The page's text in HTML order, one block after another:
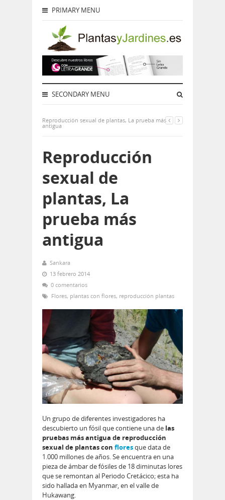
PRIMARY MENU
SECONDARY MENU
Reproducción sexual de plantas, La prueba más
antigua
Reproducción
sexual de
plantas, La
prueba más
antigua
Sankara
13 febrero 2014
0 comentarios
Flores, plantas con flores, reproducción plantas
Un grupo de diferentes investigadores ha
descubierto un fósil que contiene una de las
pruebas más antigua de reproducción
sexual de plantas con floresque data de
1.000 millones de años. Se encuentra en una
pieza de ámbar de fósiles de 18 diminutas lores
que se remontan al Periodo Cretácico; esta ha
sido hallada en Myanmar, en el valle de
Hukawang.